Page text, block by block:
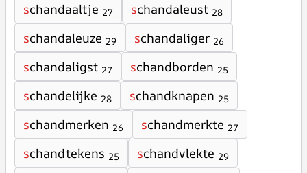
schandaaltje 27 schandaleust 28
schandaleuze 29 schandaliger 26
schandaligst 27 schandborden 25
schandelijke 28 schandknapen 25
schandmerken 26 schandmerkte 27
schandtekens 25 schandvlekte 29